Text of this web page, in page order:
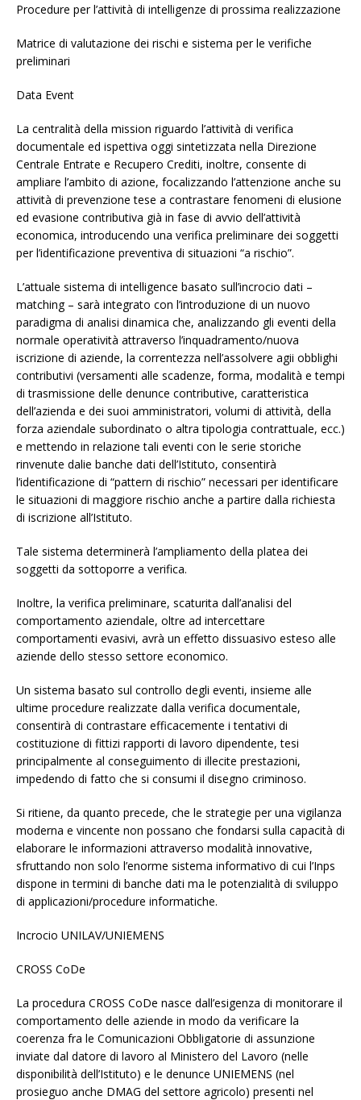
Procedure per l’attività di intelligenze di prossima realizzazione
Matrice di valutazione dei rischi e sistema per le verifiche
preliminari
Data Event
La centralità della mission riguardo l’attività di verifica
documentale ed ispettiva oggi sintetizzata nella Direzione
Centrale Entrate e Recupero Crediti, inoltre, consente di
ampliare l’ambito di azione, focalizzando l’attenzione anche su
attività di prevenzione tese a contrastare fenomeni di elusione
ed evasione contributiva già in fase di avvio dell’attività
economica, introducendo una verifica preliminare dei soggetti
per l’identificazione preventiva di situazioni “a rischio”.
L’attuale sistema di intelligence basato sull’incrocio dati –
matching – sarà integrato con l’introduzione di un nuovo
paradigma di analisi dinamica che, analizzando gli eventi della
normale operatività attraverso l’inquadramento/nuova
iscrizione di aziende, la correntezza nell’assolvere agii obblighi
contributivi (versamenti alle scadenze, forma, modalità e tempi
di trasmissione delle denunce contributive, caratteristica
dell’azienda e dei suoi amministratori, volumi di attività, della
forza aziendale subordinato o altra tipologia contrattuale, ecc.)
e mettendo in relazione tali eventi con le serie storiche
rinvenute dalie banche dati dell’Istituto, consentirà
l’identificazione di “pattern di rischio” necessari per identificare
le situazioni di maggiore rischio anche a partire dalla richiesta
di iscrizione all’Istituto.
Tale sistema determinerà l’ampliamento della platea dei
soggetti da sottoporre a verifica.
Inoltre, la verifica preliminare, scaturita dall’analisi del
comportamento aziendale, oltre ad intercettare
comportamenti evasivi, avrà un effetto dissuasivo esteso alle
aziende dello stesso settore economico.
Un sistema basato sul controllo degli eventi, insieme alle
ultime procedure realizzate dalla verifica documentale,
consentirà di contrastare efficacemente i tentativi di
costituzione di fittizi rapporti di lavoro dipendente, tesi
principalmente al conseguimento di illecite prestazioni,
impedendo di fatto che si consumi il disegno criminoso.
Si ritiene, da quanto precede, che le strategie per una vigilanza
moderna e vincente non possano che fondarsi sulla capacità di
elaborare le informazioni attraverso modalità innovative,
sfruttando non solo l’enorme sistema informativo di cui l’Inps
dispone in termini di banche dati ma le potenzialità di sviluppo
di applicazioni/procedure informatiche.
Incrocio UNILAV/UNIEMENS
CROSS CoDe
La procedura CROSS CoDe nasce dall’esigenza di monitorare il
comportamento delle aziende in modo da verificare la
coerenza fra le Comunicazioni Obbligatorie di assunzione
inviate dal datore di lavoro al Ministero del Lavoro (nelle
disponibilità dell’Istituto) e le denunce UNIEMENS (nel
prosieguo anche DMAG del settore agricolo) presenti nel